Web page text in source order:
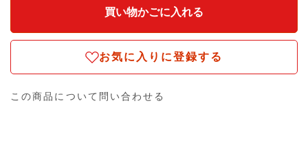
お気に入りに登録する
この商品について問い合わせる